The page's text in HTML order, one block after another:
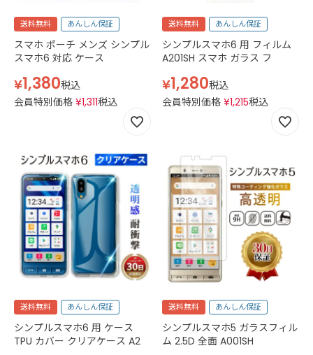
送料無料 あんしん保証
スマホ ポーチ メンズ シンプル
スマホ6 対応 ケース
¥1,380税込
会員特別価格 ¥1,311税込
送料無料 あんしん保証
シンプルスマホ6 用 フィルム
A201SH スマホ ガラス フ
¥1,280税込
会員特別価格 ¥1,215税込
送料無料 あんしん保証
シンプルスマホ6 用 ケース
TPU カバー クリアケース A2
送料無料 あんしん保証
シンプルスマホ5 ガラスフィル
ム 2.5D 全面 A001SH